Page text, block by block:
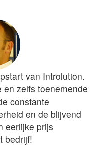
van Introlution.
zelfs toenemende
constante
en de blijvend
eerlijke prijs
bedrijf!